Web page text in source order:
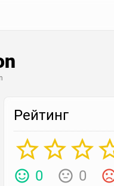
Рейтинг
0 0